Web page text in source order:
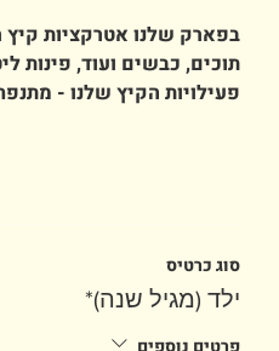
בפארק שלנו אטרקציות קיץ
תוכים, כבשים ועוד, פינות
פעילויות הקיץ שלנו -
סוג כרטיס
ילד (מגיל שנה)*